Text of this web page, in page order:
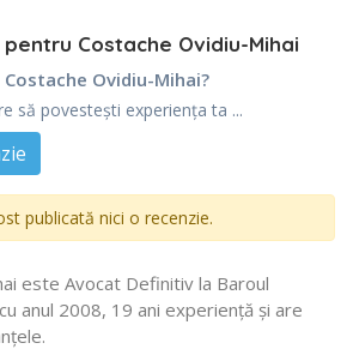
pentru Costache Ovidiu-Mihai
Ovidiu-Mihai?
să povestești experiența ta ...
publicată nici o recenzie.
este Avocat Definitiv la Baroul
anul 2008, 19 ani experiență și are